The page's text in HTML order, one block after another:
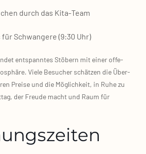
durch das Kita‑Team
Schwan­ge­re (9:30 Uhr)
ent­spann­tes Stö­bern mit einer offe­
Vie­le Besu­cher schät­zen die Über­
Prei­se und die Mög­lich­keit, in Ruhe zu
der Freu­de macht und Raum für